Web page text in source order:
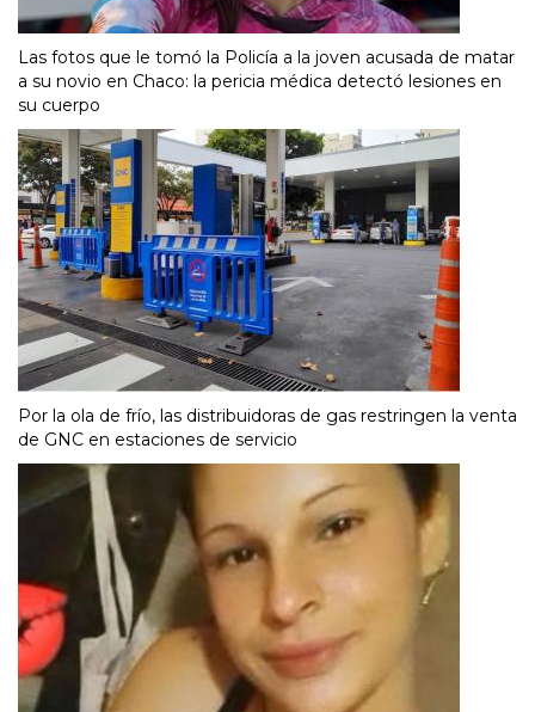
Las fotos que le tomó la Policía a la joven acusada de matar
a su novio en Chaco: la pericia médica detectó lesiones en
su cuerpo
Por la ola de frío, las distribuidoras de gas restringen la venta
de GNC en estaciones de servicio